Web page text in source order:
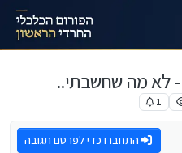
- לא מה שחשבתי..
1
התחברו כדי לפרסם תגובה